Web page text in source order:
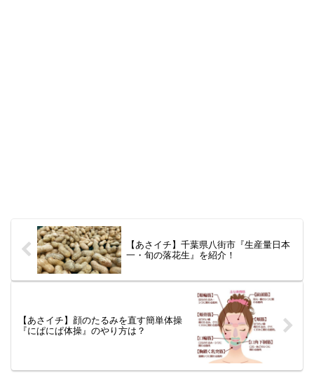
【あさイチ】千葉県八街市『生産量日本
一・旬の落花生』を紹介！
【あさイチ】顔のたるみを直す簡単体操
『にぱにぱ体操』のやり方は？